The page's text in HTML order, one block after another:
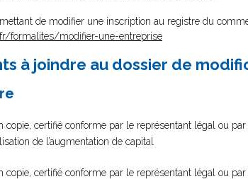
de modifier une inscription au registre du
formalites/modifier-une-entreprise
à joindre au dossier de
copie, certifié conforme par le représentant légal ou
de l’augmentation de capital
copie, certifié conforme par le représentant légal ou